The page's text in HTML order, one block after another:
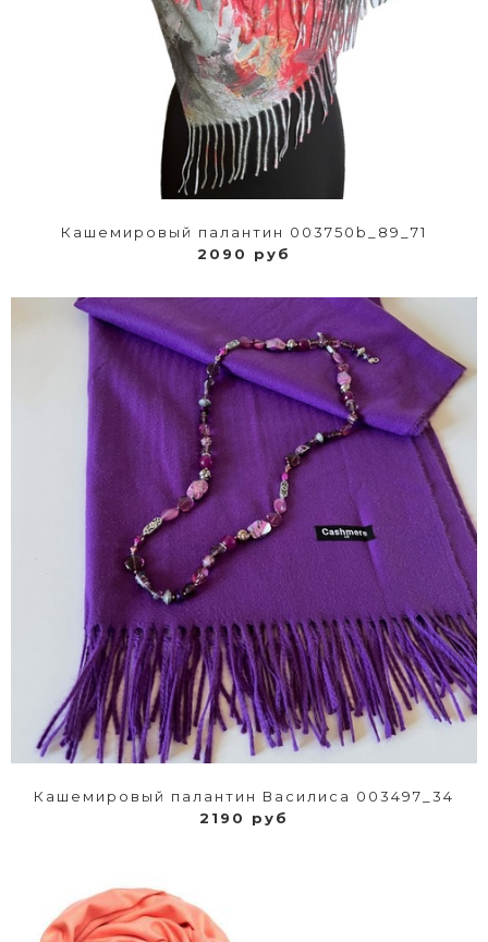
Кашемировый палантин 003750b_89_71
2090 руб
Кашемировый палантин Василиса 003497_34
2190 руб